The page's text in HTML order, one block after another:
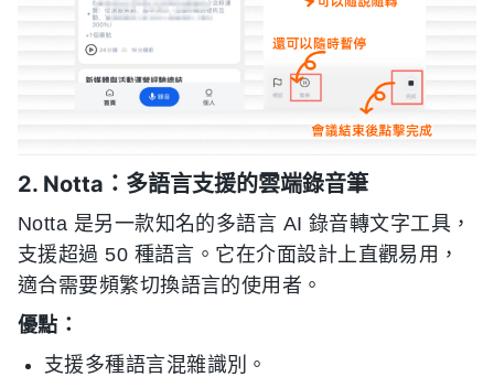
2. Notta：多語言支援的雲端錄音筆
Notta 是另一款知名的多語言 AI 錄音轉文字工具，
支援超過 50 種語言。它在介面設計上直觀易用，
適合需要頻繁切換語言的使用者。
優點：
支援多種語言混雜識別。